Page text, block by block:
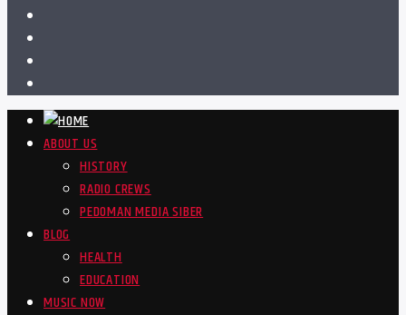
ABOUT US
HISTORY
RADIO CREWS
PEDOMAN MEDIA SIBER
BLOG
HEALTH
EDUCATION
MUSIC NOW